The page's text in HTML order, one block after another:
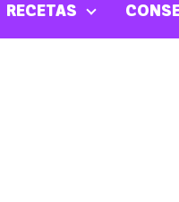
RECETAS